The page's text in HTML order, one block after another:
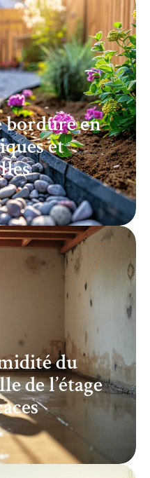
bordure en
et
du
de l’étage